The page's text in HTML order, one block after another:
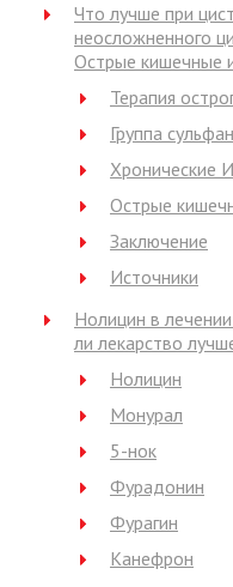
Что лучше при
неосложненного
Острые кишечные
Терапия
Группа
Хронические
Острые
Заключение
Источники
Нолицин в
ли лекарство
Нолицин
Монурал
5-нок
Фурадонин
Фурагин
Канефрон